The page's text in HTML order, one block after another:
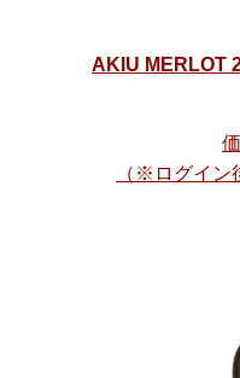
AKIU MERLOT
（※ログイン